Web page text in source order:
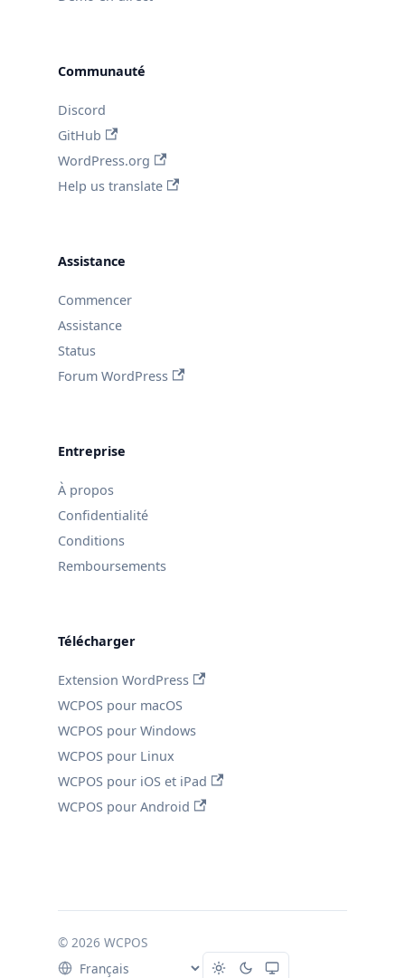
Communauté
Discord
GitHub
WordPress.org
Help us translate
Assistance
Commencer
Assistance
Status
Forum WordPress
Entreprise
À propos
Confidentialité
Conditions
Remboursements
Télécharger
Extension WordPress
WCPOS pour macOS
WCPOS pour Windows
WCPOS pour Linux
WCPOS pour iOS et iPad
WCPOS pour Android
© 2026 WCPOS